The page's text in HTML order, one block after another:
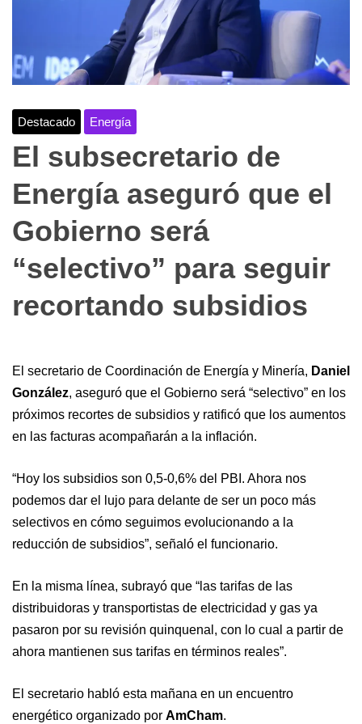
Destacado Energía
El subsecretario de
Energía aseguró que el
Gobierno será
“selectivo” para seguir
recortando subsidios
El secretario de Coordinación de Energía y Minería, Daniel
González, aseguró que el Gobierno será “selectivo” en los
próximos recortes de subsidios y ratificó que los aumentos
en las facturas acompañarán a la inflación.
“Hoy los subsidios son 0,5-0,6% del PBI. Ahora nos
podemos dar el lujo para delante de ser un poco más
selectivos en cómo seguimos evolucionando a la
reducción de subsidios”, señaló el funcionario.
En la misma línea, subrayó que “las tarifas de las
distribuidoras y transportistas de electricidad y gas ya
pasaron por su revisión quinquenal, con lo cual a partir de
ahora mantienen sus tarifas en términos reales”.
El secretario habló esta mañana en un encuentro
energético organizado por AmCham.